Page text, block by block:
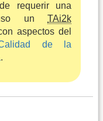
requerir una
unTAi2k
aspectos del
de la
.